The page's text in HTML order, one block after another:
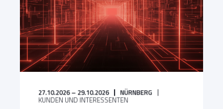
27.10.2026 – 29.10.2026 NÜRNBERG
KUNDEN UND INTERESSENTEN